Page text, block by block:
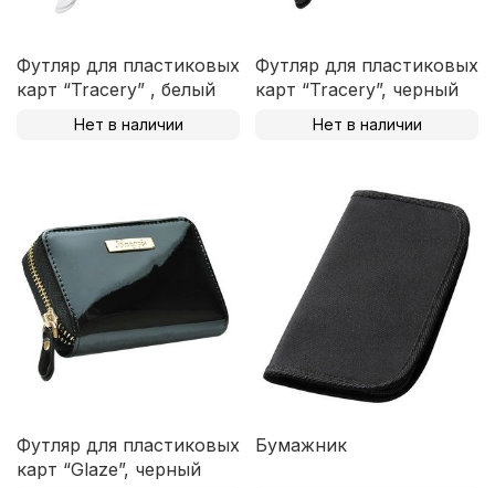
Футляр для пластиковых
карт “Tracery” , белый
Нет в наличии
Футляр для пластиковых
карт “Tracery”, черный
Нет в наличии
Футляр для пластиковых
карт “Glaze”, черный
Бумажник